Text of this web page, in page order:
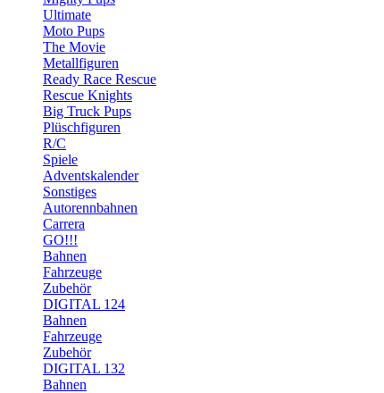
Ultimate
Moto Pups
The Movie
Metallfiguren
Ready Race Rescue
Rescue Knights
Big Truck Pups
Plüschfiguren
R/C
Spiele
Adventskalender
Sonstiges
Autorennbahnen
Carrera
GO!!!
Bahnen
Fahrzeuge
Zubehör
DIGITAL 124
Bahnen
Fahrzeuge
Zubehör
DIGITAL 132
Bahnen